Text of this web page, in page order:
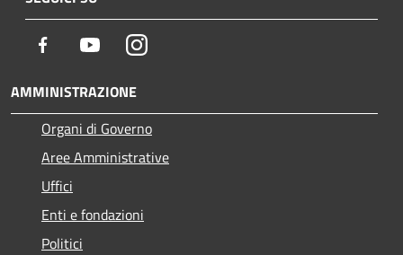
Facebook YoutubeInstagram
AMMINISTRAZIONE
Organi di Governo
Aree Amministrative
Uffici
Enti e fondazioni
Politici